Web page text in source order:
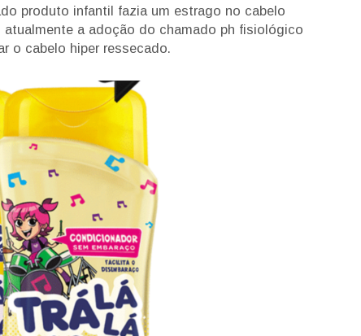
produto infantil fazia um estrago no cabelo
a adoção do chamado ph fisiológico
o cabelo hiper ressecado.